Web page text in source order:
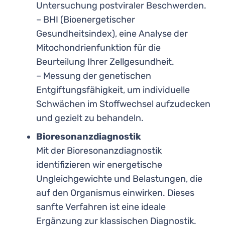
Untersuchung postviraler Beschwerden.
– BHI (Bioenergetischer
Gesundheitsindex), eine Analyse der
Mitochondrienfunktion für die
Beurteilung Ihrer Zellgesundheit.
– Messung der genetischen
Entgiftungsfähigkeit, um individuelle
Schwächen im Stoffwechsel aufzudecken
und gezielt zu behandeln.
Bioresonanzdiagnostik
Mit der Bioresonanzdiagnostik
identifizieren wir energetische
Ungleichgewichte und Belastungen, die
auf den Organismus einwirken. Dieses
sanfte Verfahren ist eine ideale
Ergänzung zur klassischen Diagnostik.